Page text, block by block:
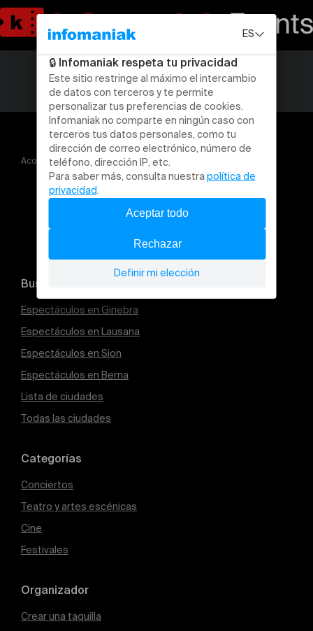
Acogida VACCAPAZZA
Buscar un evento
Espectáculos en Ginebra
Espectáculos en Lausana
Espectáculos en Sion
Espectáculos en Berna
Lista de ciudades
Todas las ciudades
Categorías
Conciertos
Teatro y artes escénicas
Cine
Festivales
Organizador
Crear una taquilla